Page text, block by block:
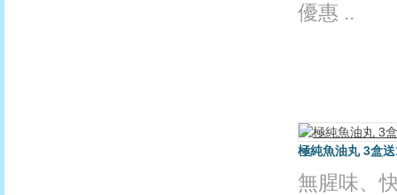
優惠 ..
極純魚油丸 3盒
無腥味、